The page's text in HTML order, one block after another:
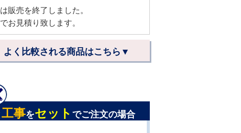
販売を終了しました。
お見積り致します。
よく比較される商品はこちら▼
工事をセット でご注文の場合